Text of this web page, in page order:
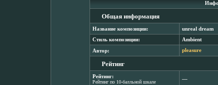
Общая информация
Название композиции: unreal dream
Стиль композиции: Ambient
Автор: pleasure
Рейтинг
Рейтинг:
Рейтинг по 10-балльной шкале
―